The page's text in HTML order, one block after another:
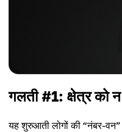
गलती #1: क्षेत्र को
यह शुरुआती लोगों की “नंबर-वन”